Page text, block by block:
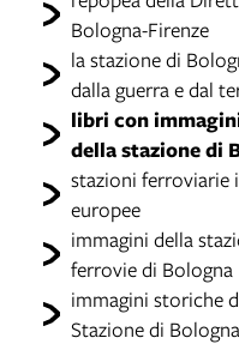
Bologna-Firenze
la stazione di
dalla guerra e dal
libri con
della stazione di
stazioni ferroviarie
europee
immagini della
ferrovie di Bologna
immagini storiche
Stazione di Bologna